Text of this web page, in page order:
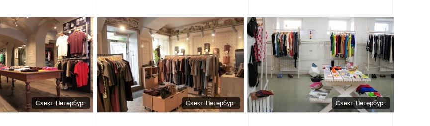
Санкт-Петербург Санкт-Петербург Санкт-Петербург